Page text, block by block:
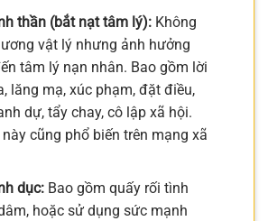
thần (bắt nạt tâm lý):Không
vật lý nhưng ảnh hưởng
tâm lý nạn nhân. Bao gồm lời
lăng mạ, xúc phạm, đặt điều,
dự, tẩy chay, cô lập xã hội.
cũng phổ biến trên mạng xã
dục:Bao gồm quấy rối tình
hoặc sử dụng sức mạnh